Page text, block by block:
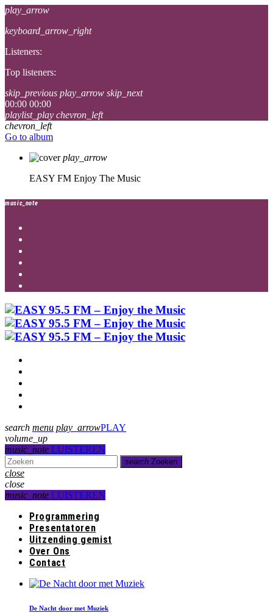
play_arrow
keyboard_arrow_right
Listeners:
Top listeners:
skip_previous play_arrow skip_next
00:00 00:00
playlist_play chevron_left
chevron_left
Go to album
play_arrow
EASY FM Enjoy The Music
music_note
search menu play_arrowPLAY
volume_up
music_note LUISTEREN
search Zoeken
close
close
music_note LUISTEREN
Programmering
Presentatoren
Uitzending gemist
Over Ons
Contact
De Nacht door met Muziek